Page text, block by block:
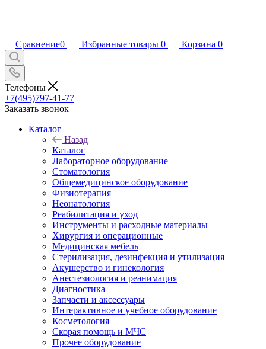
Сравнение0 Избранные товары 0 Корзина 0
Телефоны
+7(495)797-41-77
Заказать звонок
Каталог
Назад
Каталог
Лабораторное оборудование
Стоматология
Общемедицинское оборудование
Физиотерапия
Неонатология
Реабилитация и уход
Инструменты и расходные материалы
Хирургия и операционные
Медицинская мебель
Стерилизация, дезинфекция и утилизация
Акушерство и гинекология
Анестезиология и реанимация
Диагностика
Запчасти и аксессуары
Интерактивное и учебное оборудование
Косметология
Скорая помощь и МЧС
Прочее оборудование